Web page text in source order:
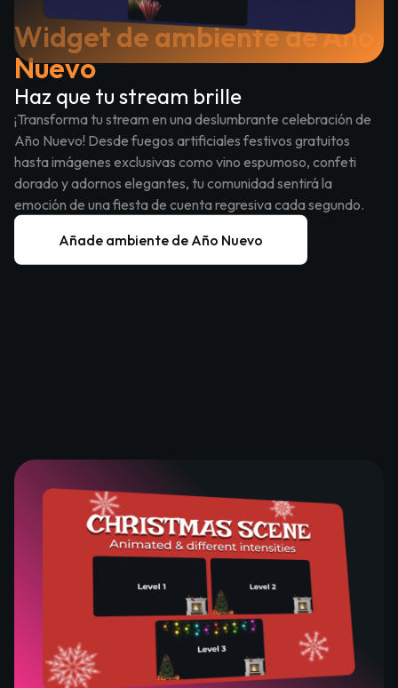
Widget de ambiente de Año
Nuevo
Haz que tu stream brille
¡Transforma tu stream en una deslumbrante celebración de
Año Nuevo! Desde fuegos artificiales festivos gratuitos
hasta imágenes exclusivas como vino espumoso, confeti
dorado y adornos elegantes, tu comunidad sentirá la
emoción de una fiesta de cuenta regresiva cada segundo.
Añade ambiente de Año Nuevo